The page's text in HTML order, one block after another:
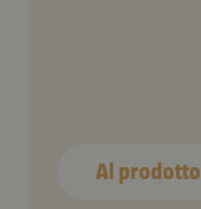
Al prodotto